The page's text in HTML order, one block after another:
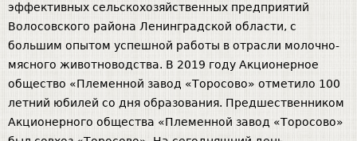
n
m
e
n
эффективных сельскохозяйственных предприятий
Волосовского района Ленинградской области, с
большим опытом успешной работы в отрасли молочно-
мясного животноводства. В 2019 году Акционерное
общество «Племенной завод «Торосово» отметило 100
летний юбилей со дня образования. Предшественником
Акционерного общества «Племенной завод «Торосово»